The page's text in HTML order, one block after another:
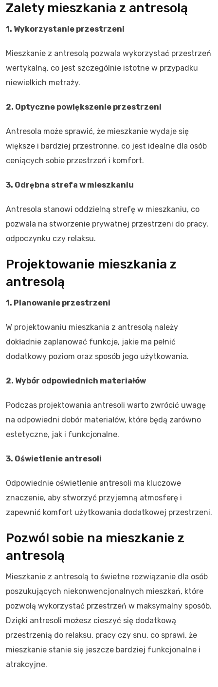
Zalety mieszkania z antresolą
1. Wykorzystanie przestrzeni
Mieszkanie z antresolą pozwala wykorzystać przestrzeń
wertykalną, co jest szczególnie istotne w przypadku
niewielkich metraży.
2. Optyczne powiększenie przestrzeni
Antresola może sprawić, że mieszkanie wydaje się
większe i bardziej przestronne, co jest idealne dla osób
ceniących sobie przestrzeń i komfort.
3. Odrębna strefa w mieszkaniu
Antresola stanowi oddzielną strefę w mieszkaniu, co
pozwala na stworzenie prywatnej przestrzeni do pracy,
odpoczynku czy relaksu.
Projektowanie mieszkania z
antresolą
1. Planowanie przestrzeni
W projektowaniu mieszkania z antresolą należy
dokładnie zaplanować funkcje, jakie ma pełnić
dodatkowy poziom oraz sposób jego użytkowania.
2. Wybór odpowiednich materiałów
Podczas projektowania antresoli warto zwrócić uwagę
na odpowiedni dobór materiałów, które będą zarówno
estetyczne, jak i funkcjonalne.
3. Oświetlenie antresoli
Odpowiednie oświetlenie antresoli ma kluczowe
znaczenie, aby stworzyć przyjemną atmosferę i
zapewnić komfort użytkowania dodatkowej przestrzeni.
Pozwól sobie na mieszkanie z
antresolą
Mieszkanie z antresolą to świetne rozwiązanie dla osób
poszukujących niekonwencjonalnych mieszkań, które
pozwolą wykorzystać przestrzeń w maksymalny sposób.
Dzięki antresoli możesz cieszyć się dodatkową
przestrzenią do relaksu, pracy czy snu, co sprawi, że
mieszkanie stanie się jeszcze bardziej funkcjonalne i
atrakcyjne.